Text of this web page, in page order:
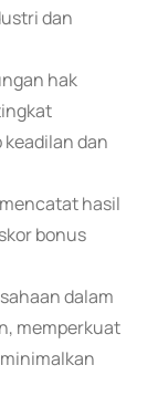
dan
hak
dan
hasil
bonus
dalam
memperkuat